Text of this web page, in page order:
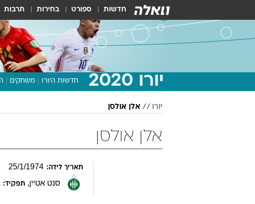
חדשות ספורט בחירות תרבות
יורו 2020 חדשות היורו משחקים
יורו אלן אולסן
אלן אולסן
תאריך לידה: 25/1/1974
סנט אטיין, תפקיד: